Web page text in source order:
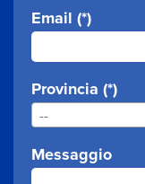
Email (*)
Provincia (*)
--
Messaggio